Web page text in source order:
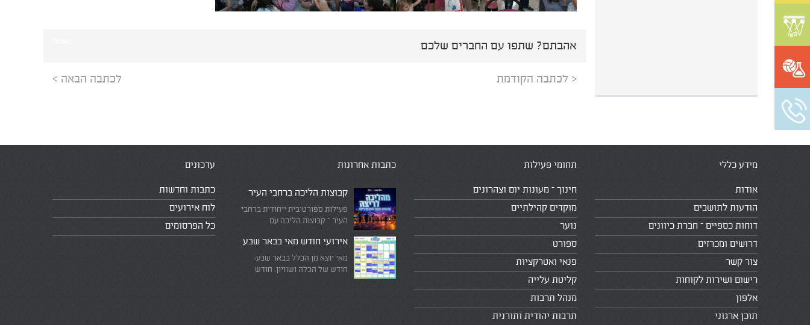
אהבתם? שתפו עם החברים שלכם
< לכתבה הקודמת לכתבה הבאה >
מידע כללי
אודות
הודעות לתושבים
דוחות כספיים – חברת כיוונים
דרושים ומכרזים
צור קשר
רישום ושירות לקוחות
אלפון
תוכן ארגוני
תחומי פעילות
חינוך – מעונות יום וצהרונים
מוקדים קהילתיים
נוער
ספורט
פנאי ואטרקציות
קליטת עלייה
מנהל תרבות
תרבות יהודית ותורנית
כתבות אחרונות
קבוצות הליכה ברחבי העיר
פעילות ספורטיבית ייחודית ברחבי
העיר – קבוצות הליכה עם
אירועי חודש מאי בבאר שבע
מאי יוצא מן הכלל בבאר שבע:
חודש של הכלה ושוויון. חודש
עדכונים
כתבות וחדשות
לוח אירועים
כל הפרסומים